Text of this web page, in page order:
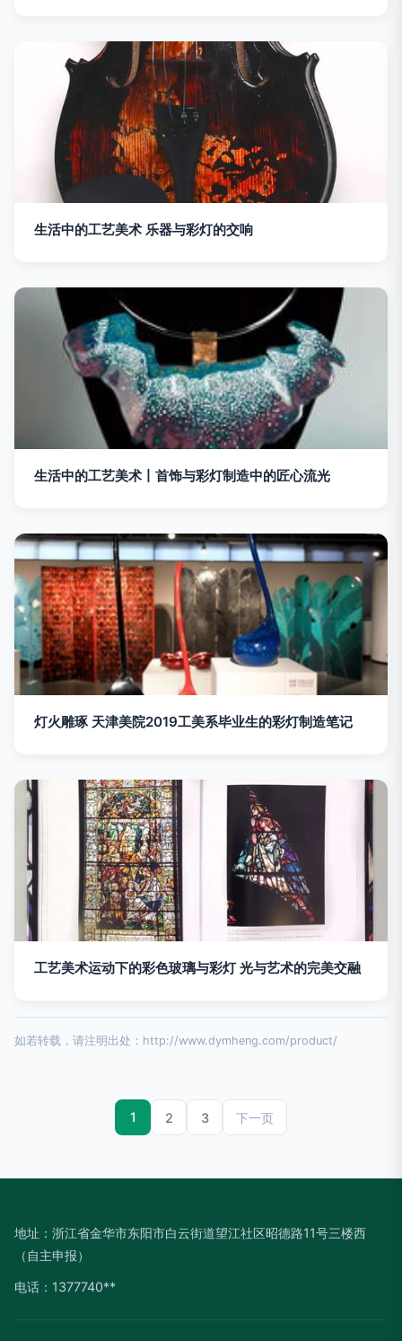
生活中的工艺美术 乐器与彩灯的交响
生活中的工艺美术丨首饰与彩灯制造中的匠心流光
灯火雕琢 天津美院2019工美系毕业生的彩灯制造笔记
工艺美术运动下的彩色玻璃与彩灯 光与艺术的完美交融
如若转载，请注明出处：http://www.dymheng.com/product/
1 2 3 下一页
地址：浙江省金华市东阳市白云街道望江社区昭德路11号三楼西
（自主申报）
电话：1377740**